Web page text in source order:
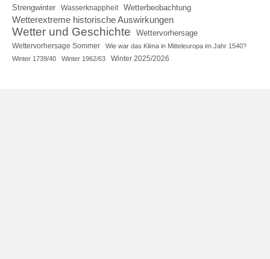
Strengwinter Wasserknappheit Wetterbeobachtung
Wetterextreme historische Auswirkungen
Wetter und Geschichte Wettervorhersage
Wettervorhersage Sommer
Wie war das Klima in Mitteleuropa im Jahr 1540?
Winter 1739/40
Winter 1962/63 Winter 2025/2026